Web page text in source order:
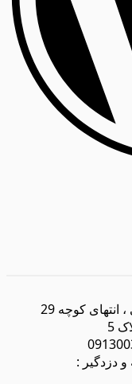
آدرس :اصفهان ،خیابان نظر غربی ، انتهای کوچه 29
5
دزدگیر :